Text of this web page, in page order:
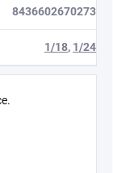
8436602670273
1/18, 1/24